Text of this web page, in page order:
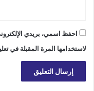
احفظ اسمي، بريدي
لاستخدامها المرة المقبلة في